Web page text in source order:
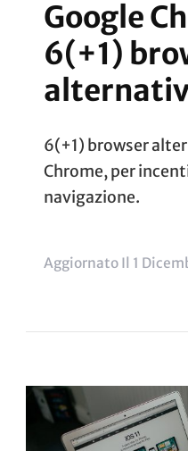
Google
6(+1)
6(+1) browser
Chrome, per
navigazione.
Aggiornato Il 1